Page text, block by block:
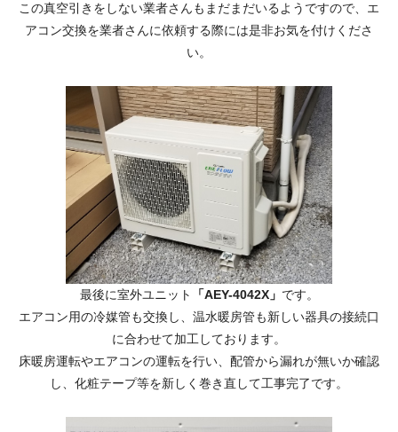
この真空引きをしない業者さんもまだまだいるようですので、エ
アコン交換を業者さんに依頼する際には是非お気を付けくださ
い。
最後に室外ユニット 「AEY-4042X」 です。
エアコン用の冷媒管も交換し、温水暖房管も新しい器具の接続口
に合わせて加工しております。
床暖房運転やエアコンの運転を行い、配管から漏れが無いか確認
し、化粧テープ等を新しく巻き直して工事完了です。